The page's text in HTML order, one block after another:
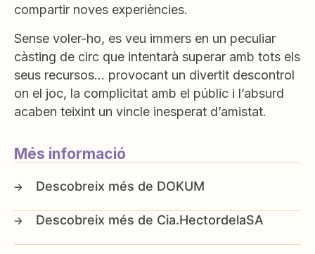
compartir noves experiències.
Sense voler-ho, es veu immers en un peculiar
càsting de circ que intentarà superar amb tots els
seus recursos… provocant un divertit descontrol
on el joc, la complicitat amb el públic i l’absurd
acaben teixint un vincle inesperat d’amistat.
Més informació
DOKUM
Cia.HectordelaSA